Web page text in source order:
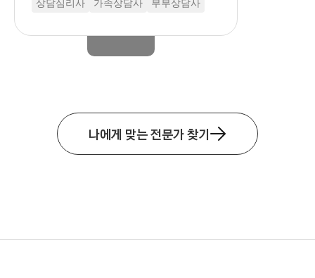
상담심리사 가족상담사 부부상담사
나에게 맞는 전문가 찾기